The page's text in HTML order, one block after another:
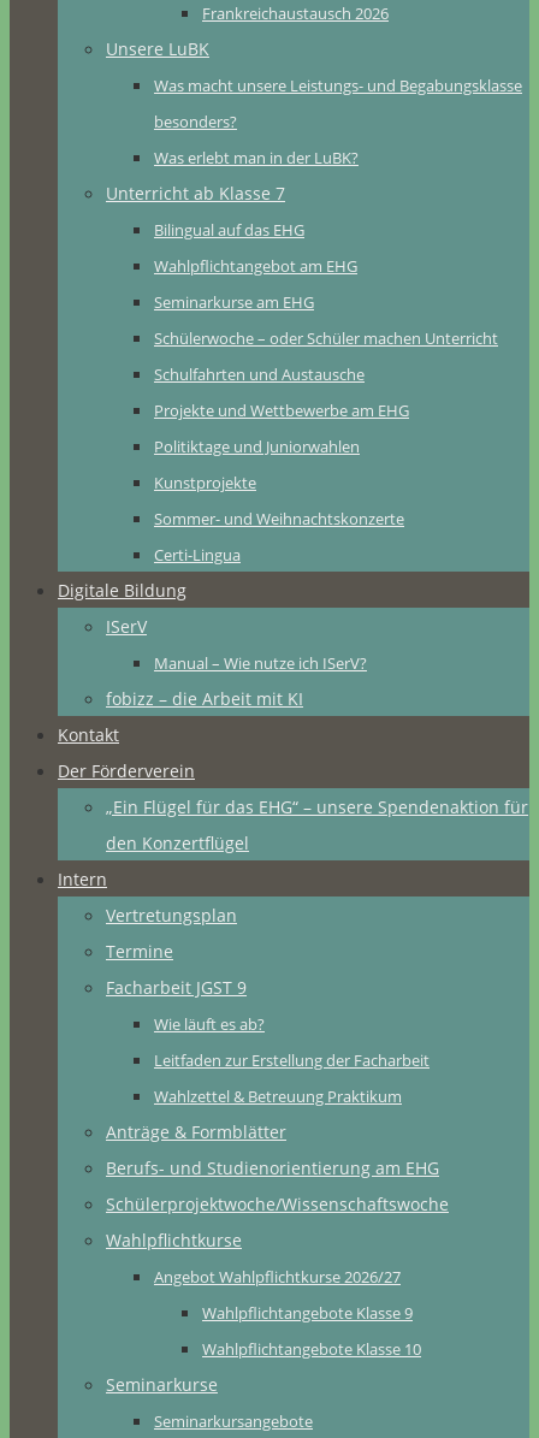
Frankreichaustausch 2026
Unsere LuBK
Was macht unsere Leistungs- und Begabungsklasse
besonders?
Was erlebt man in der LuBK?
Unterricht ab Klasse 7
Bilingual auf das EHG
Wahlpflichtangebot am EHG
Seminarkurse am EHG
Schülerwoche – oder Schüler machen Unterricht
Schulfahrten und Austausche
Projekte und Wettbewerbe am EHG
Politiktage und Juniorwahlen
Kunstprojekte
Sommer- und Weihnachtskonzerte
Certi-Lingua
Digitale Bildung
ISerV
Manual – Wie nutze ich ISerV?
fobizz – die Arbeit mit KI
Kontakt
Der Förderverein
„Ein Flügel für das EHG“ – unsere Spendenaktion für
den Konzertflügel
Intern
Vertretungsplan
Termine
Facharbeit JGST 9
Wie läuft es ab?
Leitfaden zur Erstellung der Facharbeit
Wahlzettel & Betreuung Praktikum
Anträge & Formblätter
Berufs- und Studienorientierung am EHG
Schülerprojektwoche/Wissenschaftswoche
Wahlpflichtkurse
Angebot Wahlpflichtkurse 2026/27
Wahlpflichtangebote Klasse 9
Wahlpflichtangebote Klasse 10
Seminarkurse
Seminarkursangebote